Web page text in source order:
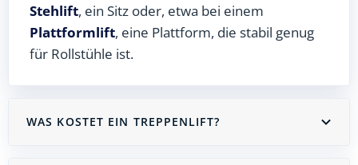
Stehlift, ein Sitz oder, etwa bei einem
Plattformlift, eine Plattform, die stabil genug
für Rollstühle ist.
WAS KOSTET EIN TREPPENLIFT?